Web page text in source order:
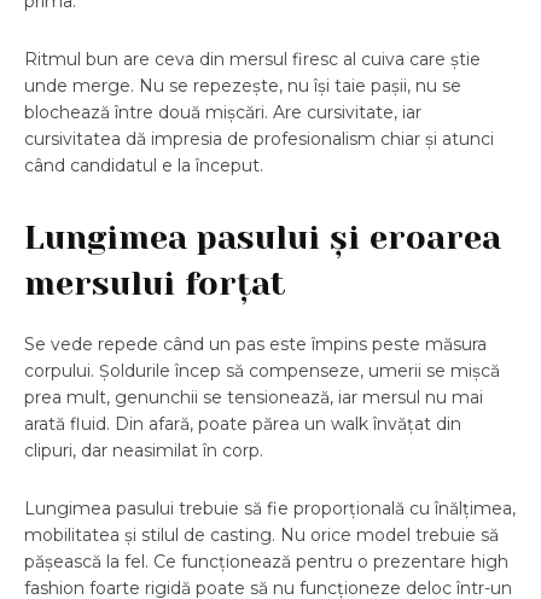
Ritmul bun are ceva din mersul firesc al cuiva care știe
unde merge. Nu se repezește, nu își taie pașii, nu se
blochează între două mișcări. Are cursivitate, iar
cursivitatea dă impresia de profesionalism chiar și atunci
când candidatul e la început.
Lungimea pasului și eroarea
mersului forțat
Se vede repede când un pas este împins peste măsura
corpului. Șoldurile încep să compenseze, umerii se mișcă
prea mult, genunchii se tensionează, iar mersul nu mai
arată fluid. Din afară, poate părea un walk învățat din
clipuri, dar neasimilat în corp.
Lungimea pasului trebuie să fie proporțională cu înălțimea,
mobilitatea și stilul de casting. Nu orice model trebuie să
pășească la fel. Ce funcționează pentru o prezentare high
fashion foarte rigidă poate să nu funcționeze deloc într-un